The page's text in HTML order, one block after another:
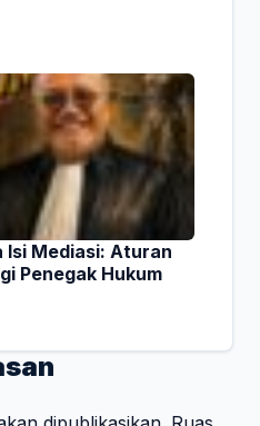
Isi Mediasi: Aturan
Penegak Hukum